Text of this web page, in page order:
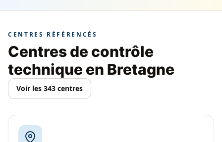
CENTRES RÉFÉRENCÉS
Centres de contrôle
technique en Bretagne
Voir les 343 centres